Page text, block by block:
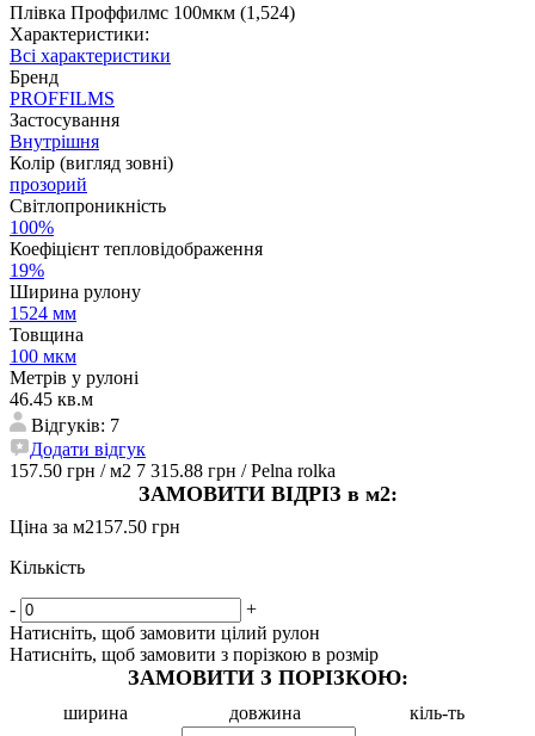
Плівка Проффилмс 100мкм (1,524)
Характеристики:
Всі характеристики
Бренд
PROFFILMS
Застосування
Внутрішня
Колір (вигляд зовні)
прозорий
Світлопроникність
100%
Коефіцієнт тепловідображення
19%
Ширина рулону
1524 мм
Товщина
100 мкм
Метрів у рулоні
46.45 кв.м
Відгуків: 7
Додати відгук
157.50 грн / м2 7 315.88 грн / Pelna rolka
ЗАМОВИТИ ВІДРІЗ в м2:
Ціна за м2157.50 грн
Кількість
-
+
Натисніть, щоб замовити цілий рулон
Натисніть, щоб замовити з порізкою в розмір
ЗАМОВИТИ З ПОРІЗКОЮ:
ширина довжина кіль-ть